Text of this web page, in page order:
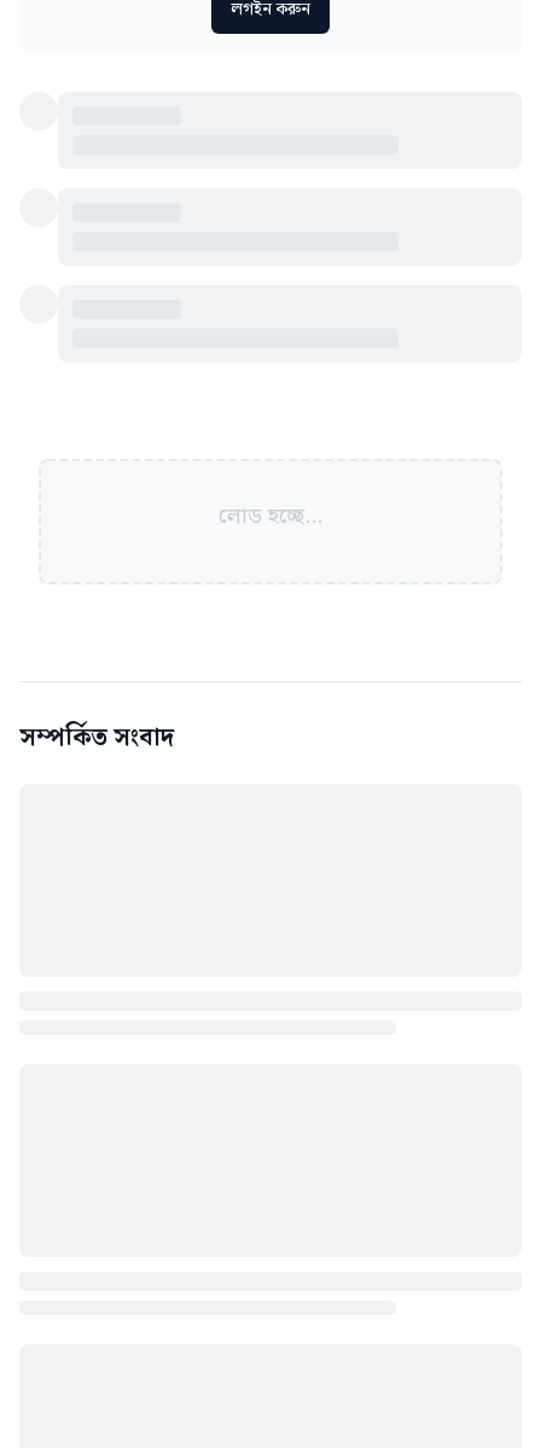
লগইন করুন
লোড হচ্ছে...
সম্পর্কিত সংবাদ